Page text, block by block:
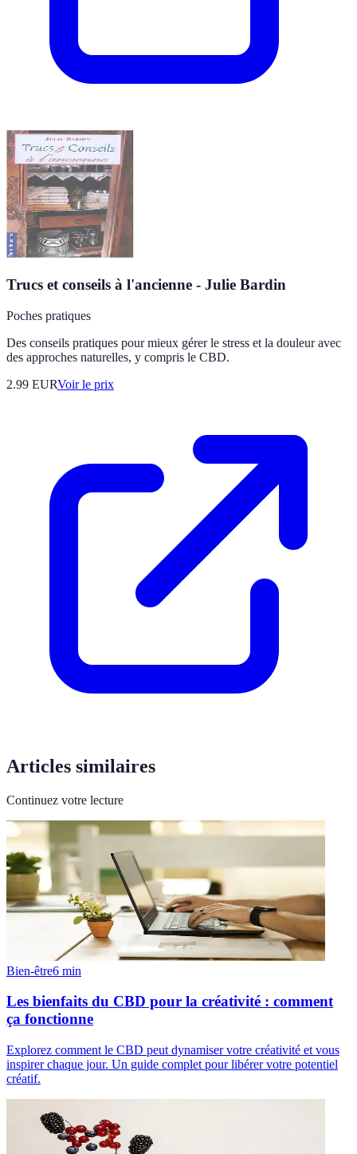
Trucs et conseils à l'ancienne - Julie Bardin
Poches pratiques
Des conseils pratiques pour mieux gérer le stress et la douleur avec
des approches naturelles, y compris le CBD.
2.99 EURVoir le prix
Articles similaires
Continuez votre lecture
Bien-être6 min
Les bienfaits du CBD pour la créativité : comment
ça fonctionne
Explorez comment le CBD peut dynamiser votre créativité et vous
inspirer chaque jour. Un guide complet pour libérer votre potentiel
créatif.